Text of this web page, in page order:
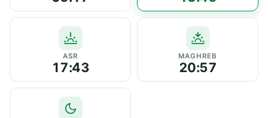
ASR
17:43
MAGHREB
20:57